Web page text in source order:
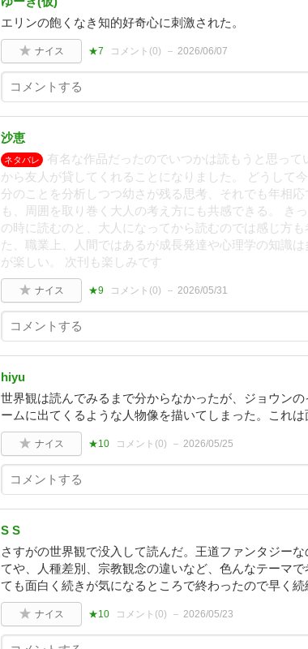
エリンの飽くなき知的好奇心に刺激された。
ナイス ★7 コメント(0) 2026/06/07
沙恵
ネタバレ
有名な作品だったのでいつかは読もうと思って
から友人が貸してくれることになりました。 どうして
分のことを分析しつつ幼さが残る思考、それでも年相
も、周囲を取り巻く大人の考え方にも共感できる。 き
の時に読むのと、大人になってから読むのでは感じ方
た、職業上、人間ではあるが成長発達や心理学の知識
が楽しい。 次刊も楽しみです
ナイス ★9 コメント(0) 2026/05/31
hiyu
世界観は読んでみるまで分からなかったが、ジョウン
ームに出てくるような人物像を描いてしまった。これは
ナイス ★10 コメント(0) 2026/05/25
S S
さすがの世界観で没入して読んだ。王道ファンタジー
てや、人種差別、宗教観念の違いなど、色んなテーマ
ても面白く続きが気になるところで終わったので早く続
ナイス ★10 コメント(0) 2026/05/23